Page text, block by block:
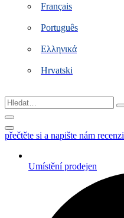
Français
Português
Ελληνικά
Hrvatski
Hledat…
přečtěte si a napište nám recenzi
Umístění prodejen